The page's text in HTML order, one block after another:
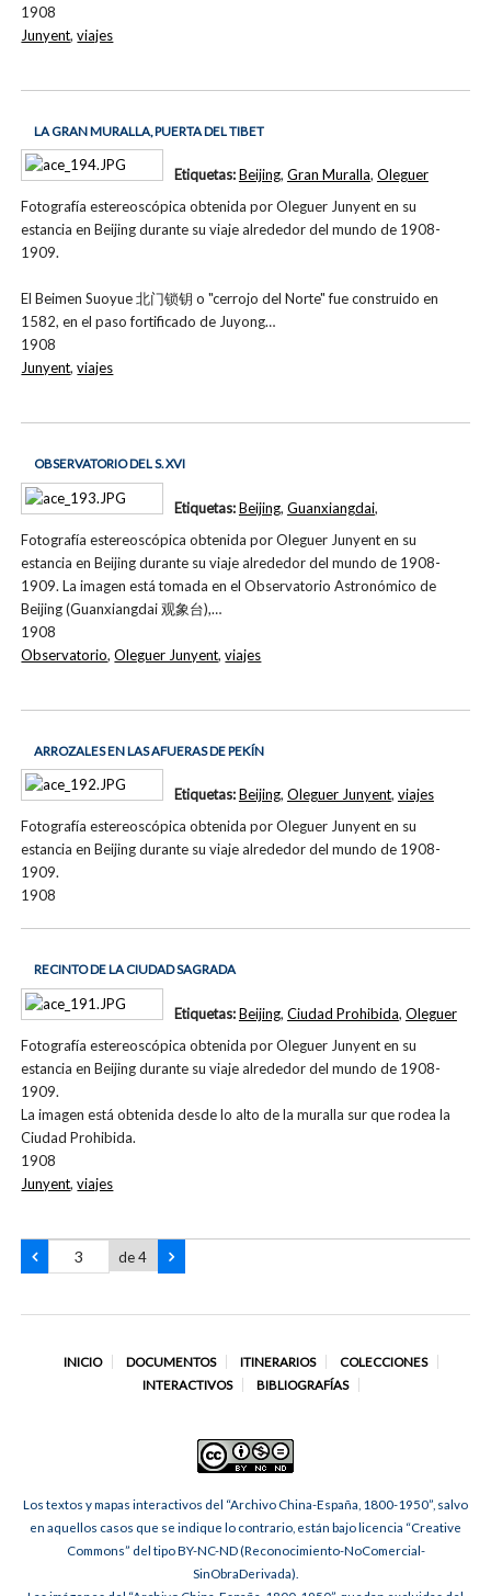
1908
Junyent,viajes
LA GRAN MURALLA, PUERTA DEL TIBET
Fotografía estereoscópica obtenida por Oleguer Junyent en su
estancia en Beijing durante su viaje alrededor del mundo de 1908-
1909.
El Beimen Suoyue 北门锁钥 o "cerrojo del Norte" fue construido en
1582, en el paso fortificado de Juyong…
1908
Etiquetas:Beijing, Gran Muralla, Oleguer
Junyent,viajes
OBSERVATORIO DEL S. XVI
Fotografía estereoscópica obtenida por Oleguer Junyent en su
estancia en Beijing durante su viaje alrededor del mundo de 1908-
1909. La imagen está tomada en el Observatorio Astronómico de
Beijing (Guanxiangdai 观象台),…
1908
Etiquetas:Beijing, Guanxiangdai,
Observatorio,Oleguer Junyent,viajes
ARROZALES EN LAS AFUERAS DE PEKÍN
Fotografía estereoscópica obtenida por Oleguer Junyent en su
estancia en Beijing durante su viaje alrededor del mundo de 1908-
1909.
1908
Etiquetas:Beijing, Oleguer Junyent, viajes
RECINTO DE LA CIUDAD SAGRADA
Fotografía estereoscópica obtenida por Oleguer Junyent en su
estancia en Beijing durante su viaje alrededor del mundo de 1908-
1909.
La imagen está obtenida desde lo alto de la muralla sur que rodea la
Ciudad Prohibida.
1908
Etiquetas:Beijing, Ciudad Prohibida, Oleguer
Junyent,viajes
de 4
INICIO DOCUMENTOS ITINERARIOS
COLECCIONES
INTERACTIVOS
BIBLIOGRAFÍAS
Los textos y mapas interactivos del “Archivo China-España, 1800-1950”, salvo
en aquellos casos que se indique lo contrario, están bajo licencia “Creative
Commons” del tipo BY-NC-ND (Reconocimiento-NoComercial-
SinObraDerivada).